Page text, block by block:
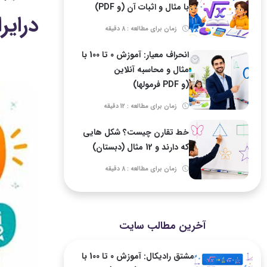
با مثال و اثبات آن (و PDF)
زمان برای مطالعه : 8 دقیقه
انحراف معیار: آموزش 0 تا 100 با
مثال و محاسبه آنلاین
(و PDF فرمولها)
زمان برای مطالعه : 12 دقیقه
خط تقارن چیست؟ شکل هایی
که دارند و 12 مثال (دبستان)
زمان برای مطالعه : 8 دقیقه
آخرین مطالب سایت
مشتق رادیکال: آموزش 0 تا 100 با